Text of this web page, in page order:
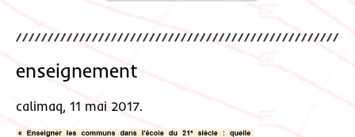
enseignement
calimaq, 11 mai 2017.